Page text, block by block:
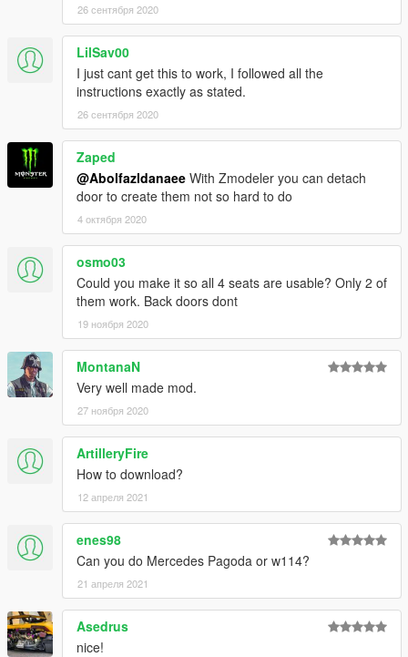
26 сентября 2020
LilSav00
I just cant get this to work, I followed all the
instructions exactly as stated.
26 сентября 2020
Zaped
@Abolfazldanaee With Zmodeler you can detach
door to create them not so hard to do
4 октября 2020
osmo03
Could you make it so all 4 seats are usable? Only 2 of
them work. Back doors dont
19 ноября 2020
MontanaN
Very well made mod.
27 ноября 2020
ArtilleryFire
How to download?
12 апреля 2021
enes98
Can you do Mercedes Pagoda or w114?
21 апреля 2021
Asedrus
nice!